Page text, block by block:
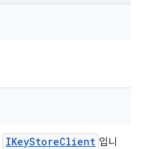
IKeyStoreClient 입니